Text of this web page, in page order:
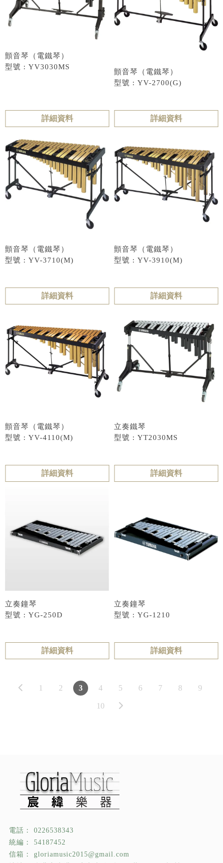
顫音琴（電鐵琴）
型號 : YV3030MS
詳細資料
顫音琴（電鐵琴）
型號 : YV-2700(G)
詳細資料
顫音琴（電鐵琴）
型號 : YV-3710(M)
詳細資料
顫音琴（電鐵琴）
型號 : YV-3910(M)
詳細資料
顫音琴（電鐵琴）
型號 : YV-4110(M)
詳細資料
立奏鐵琴
型號 : YT2030MS
詳細資料
立奏鐘琴
型號 : YG-250D
詳細資料
立奏鐘琴
型號 : YG-1210
詳細資料
1 2 3 4 5 6 7 8 9
10
0226538343
54187452
gloriamusic2015@gmail.com